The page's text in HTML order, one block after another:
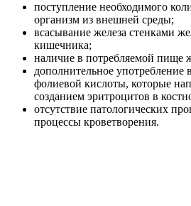
поступление необходимого
организм из внешней среды;
всасывание железа стенками
кишечника;
наличие в потребляемой пище
дополнительное употребление
фолиевой кислоты, которые
созданием эритроцитов в
отсутствие патологических
процессы кроветворения.